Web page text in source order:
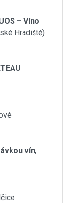
– Víno
Hradiště)
vín,